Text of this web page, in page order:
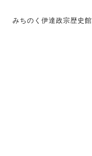
みちのく伊達政宗歴史館